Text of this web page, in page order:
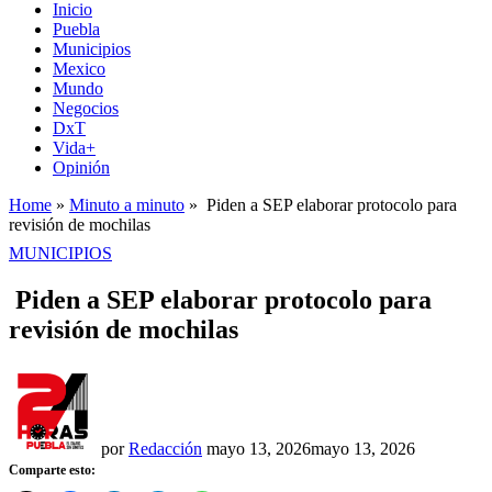
Inicio
Puebla
Municipios
Mexico
Mundo
Negocios
DxT
Vida+
Opinión
Home » Minuto a minuto » Piden a SEP elaborar protocolo para
revisión de mochilas
PUBLICADO
MUNICIPIOS
Piden a SEP elaborar protocolo para
revisión de mochilas
por Redacción mayo 13, 2026mayo 13, 2026
Comparte esto: